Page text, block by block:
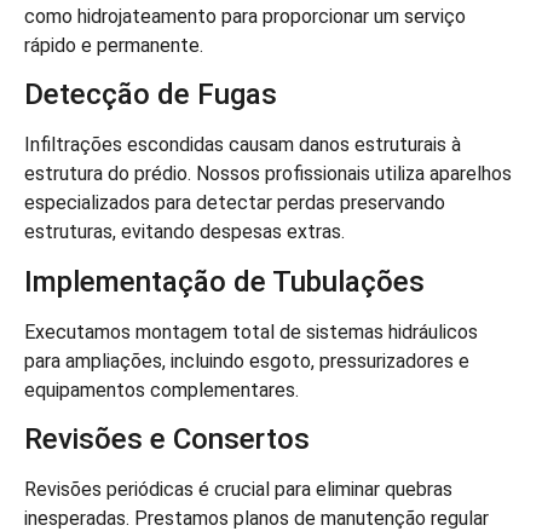
como hidrojateamento para proporcionar um serviço
rápido e permanente.
Detecção de Fugas
Infiltrações escondidas causam danos estruturais à
estrutura do prédio. Nossos profissionais utiliza aparelhos
especializados para detectar perdas preservando
estruturas, evitando despesas extras.
Implementação de Tubulações
Executamos montagem total de sistemas hidráulicos
para ampliações, incluindo esgoto, pressurizadores e
equipamentos complementares.
Revisões e Consertos
Revisões periódicas é crucial para eliminar quebras
inesperadas. Prestamos planos de manutenção regular